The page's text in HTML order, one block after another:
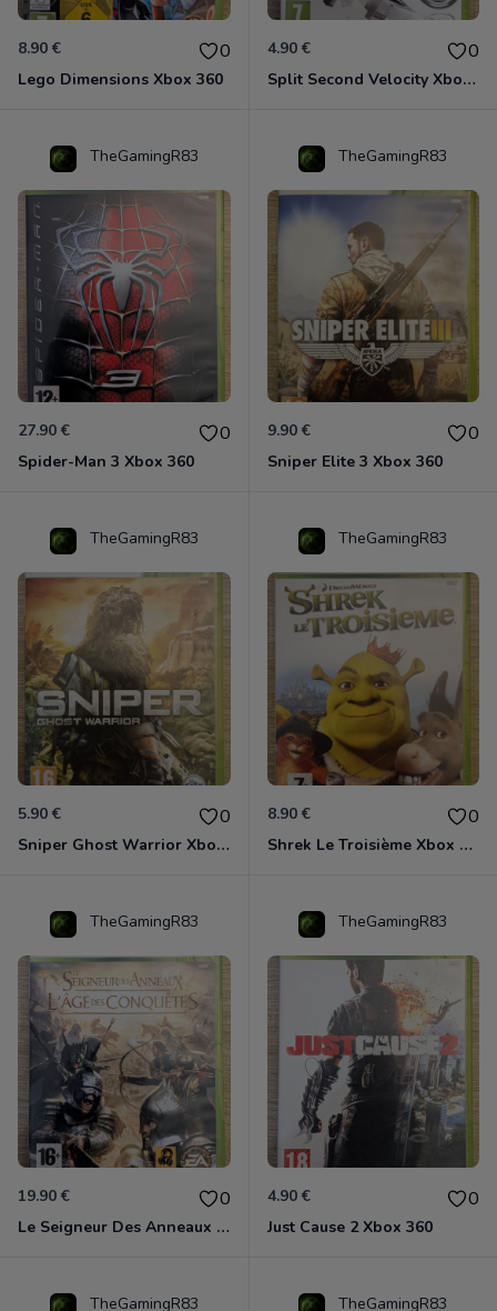
8.90 € 0
Lego Dimensions Xbox 360
4.90 € 0
Split Second Velocity Xbox 360
TheGamingR83
27.90 € 0
Spider-Man 3 Xbox 360
TheGamingR83
9.90 € 0
Sniper Elite 3 Xbox 360
TheGamingR83
5.90 € 0
Sniper Ghost Warrior Xbox 360
TheGamingR83
8.90 € 0
Shrek Le Troisième Xbox 360
TheGamingR83
19.90 € 0
Le Seigneur Des Anneaux - L'âge Des Conquêtes Xbox 360
TheGamingR83
4.90 € 0
Just Cause 2 Xbox 360
TheGamingR83 TheGamingR83